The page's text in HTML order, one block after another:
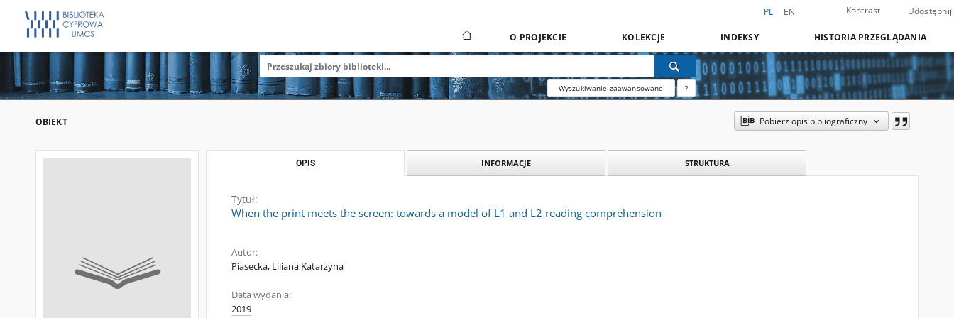
PL EN Kontrast Udostępnij
O PROJEKCIE KOLEKCJE INDEKSY HISTORIA PRZEGLĄDANIA
Wyszukiwanie zaawansowane ?
OBIEKT Pobierz opis bibliograficzny
OPIS INFORMACJE STRUKTURA
Tytuł:
When the print meets the screen: towards a model of L1 and L2 reading comprehension
Autor:
Piasecka, Liliana Katarzyna
Data wydania:
2019